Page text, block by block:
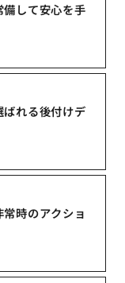
備して安心を手
れる後付けデ
時のアクショ